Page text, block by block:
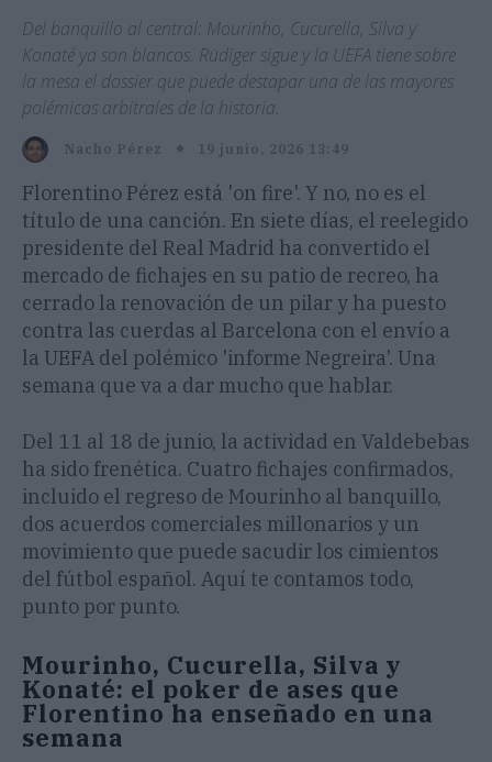
Del banquillo al central: Mourinho, Cucurella, Silva y
Konaté ya son blancos. Rüdiger sigue y la UEFA tiene sobre
la mesa el dossier que puede destapar una de las mayores
polémicas arbitrales de la historia.
Nacho Pérez 19 junio, 2026 13:49
Florentino Pérez está 'on fire'. Y no, no es el
título de una canción. En siete días, el reelegido
presidente del Real Madrid ha convertido el
mercado de fichajes en su patio de recreo, ha
cerrado la renovación de un pilar y ha puesto
contra las cuerdas al Barcelona con el envío a
la UEFA del polémico 'informe Negreira'. Una
semana que va a dar mucho que hablar.
Del 11 al 18 de junio, la actividad en Valdebebas
ha sido frenética. Cuatro fichajes confirmados,
incluido el regreso de Mourinho al banquillo,
dos acuerdos comerciales millonarios y un
movimiento que puede sacudir los cimientos
del fútbol español. Aquí te contamos todo,
punto por punto.
Mourinho, Cucurella, Silva y
Konaté: el poker de ases que
Florentino ha enseñado en una
semana